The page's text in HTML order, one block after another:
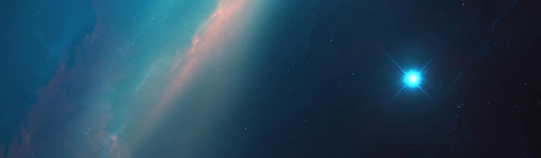
demostració